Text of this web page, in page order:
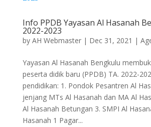
Info PPDB Yayasan Al Hasanah
2022-2023
by AH Webmaster| Dec 31, 2021 |
Yayasan Al Hasanah Bengkulu
peserta didik baru (PPDB) TA. 2022-
pendidikan: 1. Pondok Pesantren Al
jenjang MTs Al Hasanah dan MA Al
Al Hasanah Betungan 3. SMPI Al
Hasanah 1 Pagar...